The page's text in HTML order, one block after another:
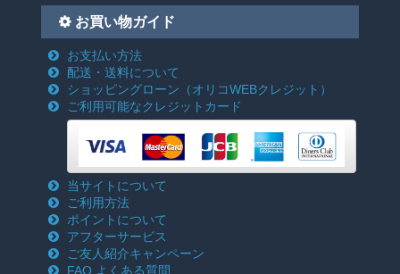
お買い物ガイド
お支払い方法
配送・送料について
ショッピングローン （オリコWEBクレジット）
ご利用可能なクレジットカード
当サイトについて
ご利用方法
ポイントについて
アフターサービス
ご友人紹介キャンペーン
FAQ よくある質問